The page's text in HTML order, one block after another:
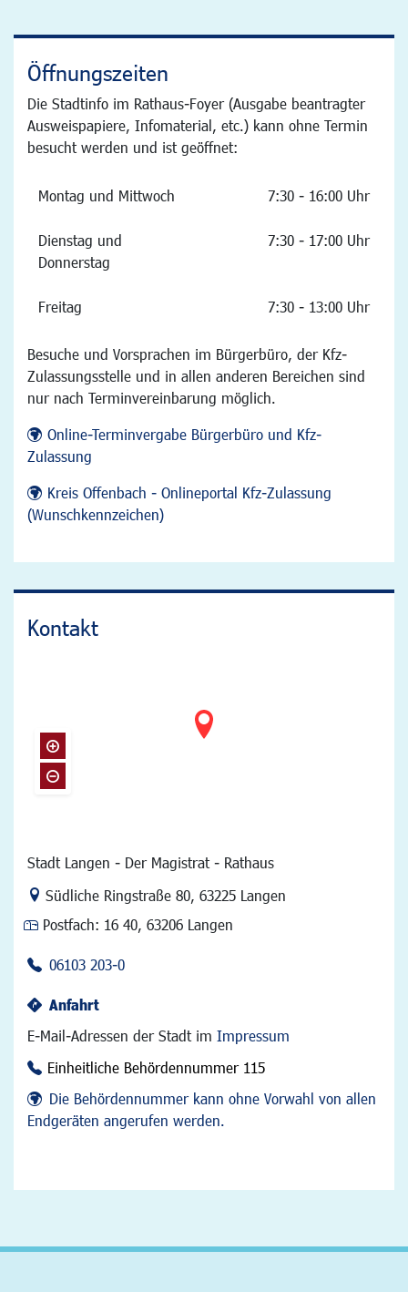
Öffnungszeiten
Die Stadtinfo im Rathaus-Foyer (Ausgabe beantragter
Ausweispapiere, Infomaterial, etc.) kann ohne Termin
besucht werden und ist geöffnet:
Montag und Mittwoch 7:30 - 16:00 Uhr
Dienstag und
Donnerstag
7:30 - 17:00 Uhr
Freitag 7:30 - 13:00 Uhr
Besuche und Vorsprachen im Bürgerbüro, der Kfz-
Zulassungsstelle und in allen anderen Bereichen sind
nur nach Terminvereinbarung möglich.
Online-Terminvergabe Bürgerbüro und Kfz-
Zulassung
Kreis Offenbach - Onlineportal Kfz-Zulassung
(Wunschkennzeichen)
Kontakt
Stadt Langen - Der Magistrat - Rathaus
Link zur Google-Maps Navigation
Südliche Ringstraße 80, 63225 Langen
Postfach: 16 40, 63206 Langen
06103 203-0
Anfahrt
E-Mail-Adressen der Stadt im Impressum
Einheitliche Behördennummer 115
Die Behördennummer kann ohne Vorwahl von allen
Endgeräten angerufen werden.